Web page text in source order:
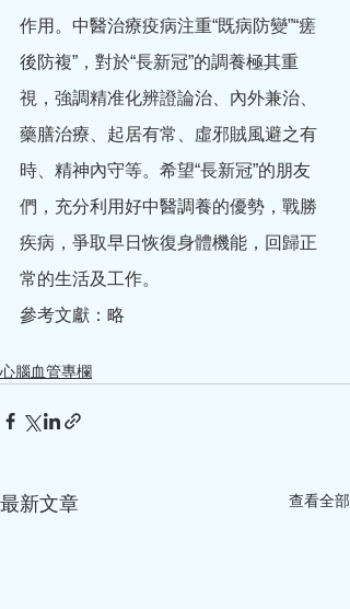
作用。中醫治療疫病注重“既病防變”“瘥
後防複”，對於“長新冠”的調養極其重
視，強調精准化辨證論治、內外兼治、
藥膳治療、起居有常、虛邪賊風避之有
時、精神內守等。希望“長新冠”的朋友
們，充分利用好中醫調養的優勢，戰勝
疾病，爭取早日恢復身體機能，回歸正
常的生活及工作。
參考文獻：略
心腦血管專欄
最新文章 查看全部